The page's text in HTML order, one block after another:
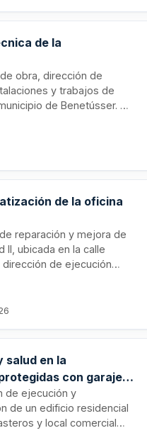
de la
obra, dirección de
y trabajos de
de Benetússer. El
y certificaciones
de la oficina
reparación y mejora de
II, ubicada en la calle
de ejecución
de un recuperador de
salud en la
con garajes
de ejecución y
de un edificio residencial
y local comercial